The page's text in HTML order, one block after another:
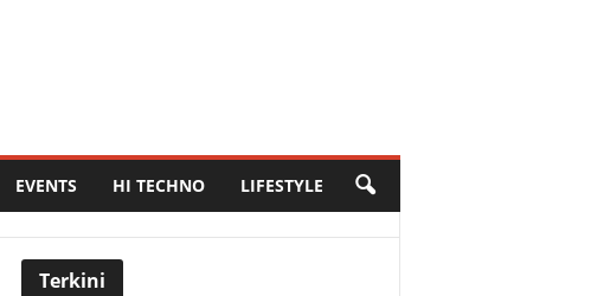
EVENTS HI TECHNO LIFESTYLE
Terkini